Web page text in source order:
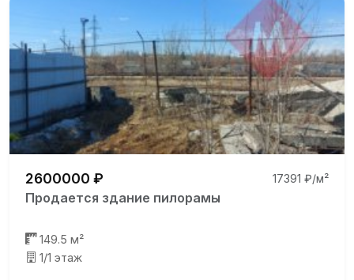
2600000 ₽ 17391 ₽/м²
Продается здание пилорамы
149.5 м²
1/1 этаж